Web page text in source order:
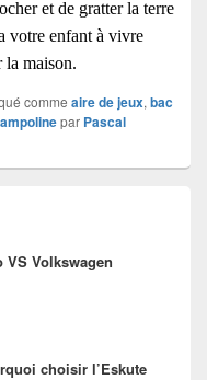
et de gratter la terre
votre enfant à vivre
la maison.
comme aire de jeux, bac
par Pascal
VS Volkswagen
choisir l’Eskute